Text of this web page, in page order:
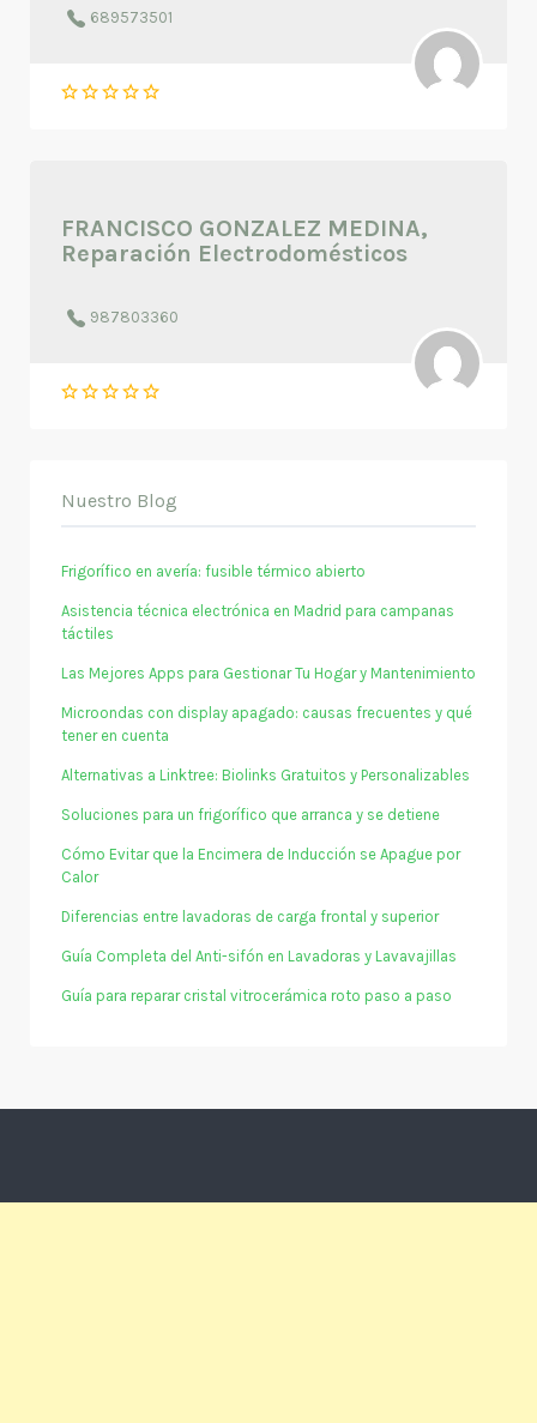
689573501
FRANCISCO GONZALEZ MEDINA,
Reparación Electrodomésticos
987803360
Nuestro Blog
Frigorífico en avería: fusible térmico abierto
Asistencia técnica electrónica en Madrid para campanas
táctiles
Las Mejores Apps para Gestionar Tu Hogar y Mantenimiento
Microondas con display apagado: causas frecuentes y qué
tener en cuenta
Alternativas a Linktree: Biolinks Gratuitos y Personalizables
Soluciones para un frigorífico que arranca y se detiene
Cómo Evitar que la Encimera de Inducción se Apague por
Calor
Diferencias entre lavadoras de carga frontal y superior
Guía Completa del Anti-sifón en Lavadoras y Lavavajillas
Guía para reparar cristal vitrocerámica roto paso a paso